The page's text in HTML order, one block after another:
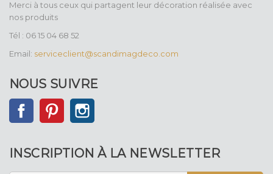
Merci à tous ceux qui partagent leur décoration réalisée avec
nos produits
Tél : 06 15 04 68 52
Email: serviceclient@scandimagdeco.com
NOUS SUIVRE
FacebookPinterest
INSCRIPTION À LA NEWSLETTER